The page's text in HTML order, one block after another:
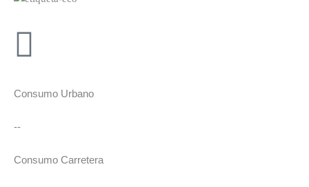
Consumo Urbano
--
Consumo Carretera